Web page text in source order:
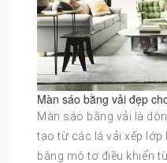
Màn sáo bằng vải đẹp
Màn sáo bằng vải là
tạo từ các lá vải xếp
bằng mô tơ điều khiển